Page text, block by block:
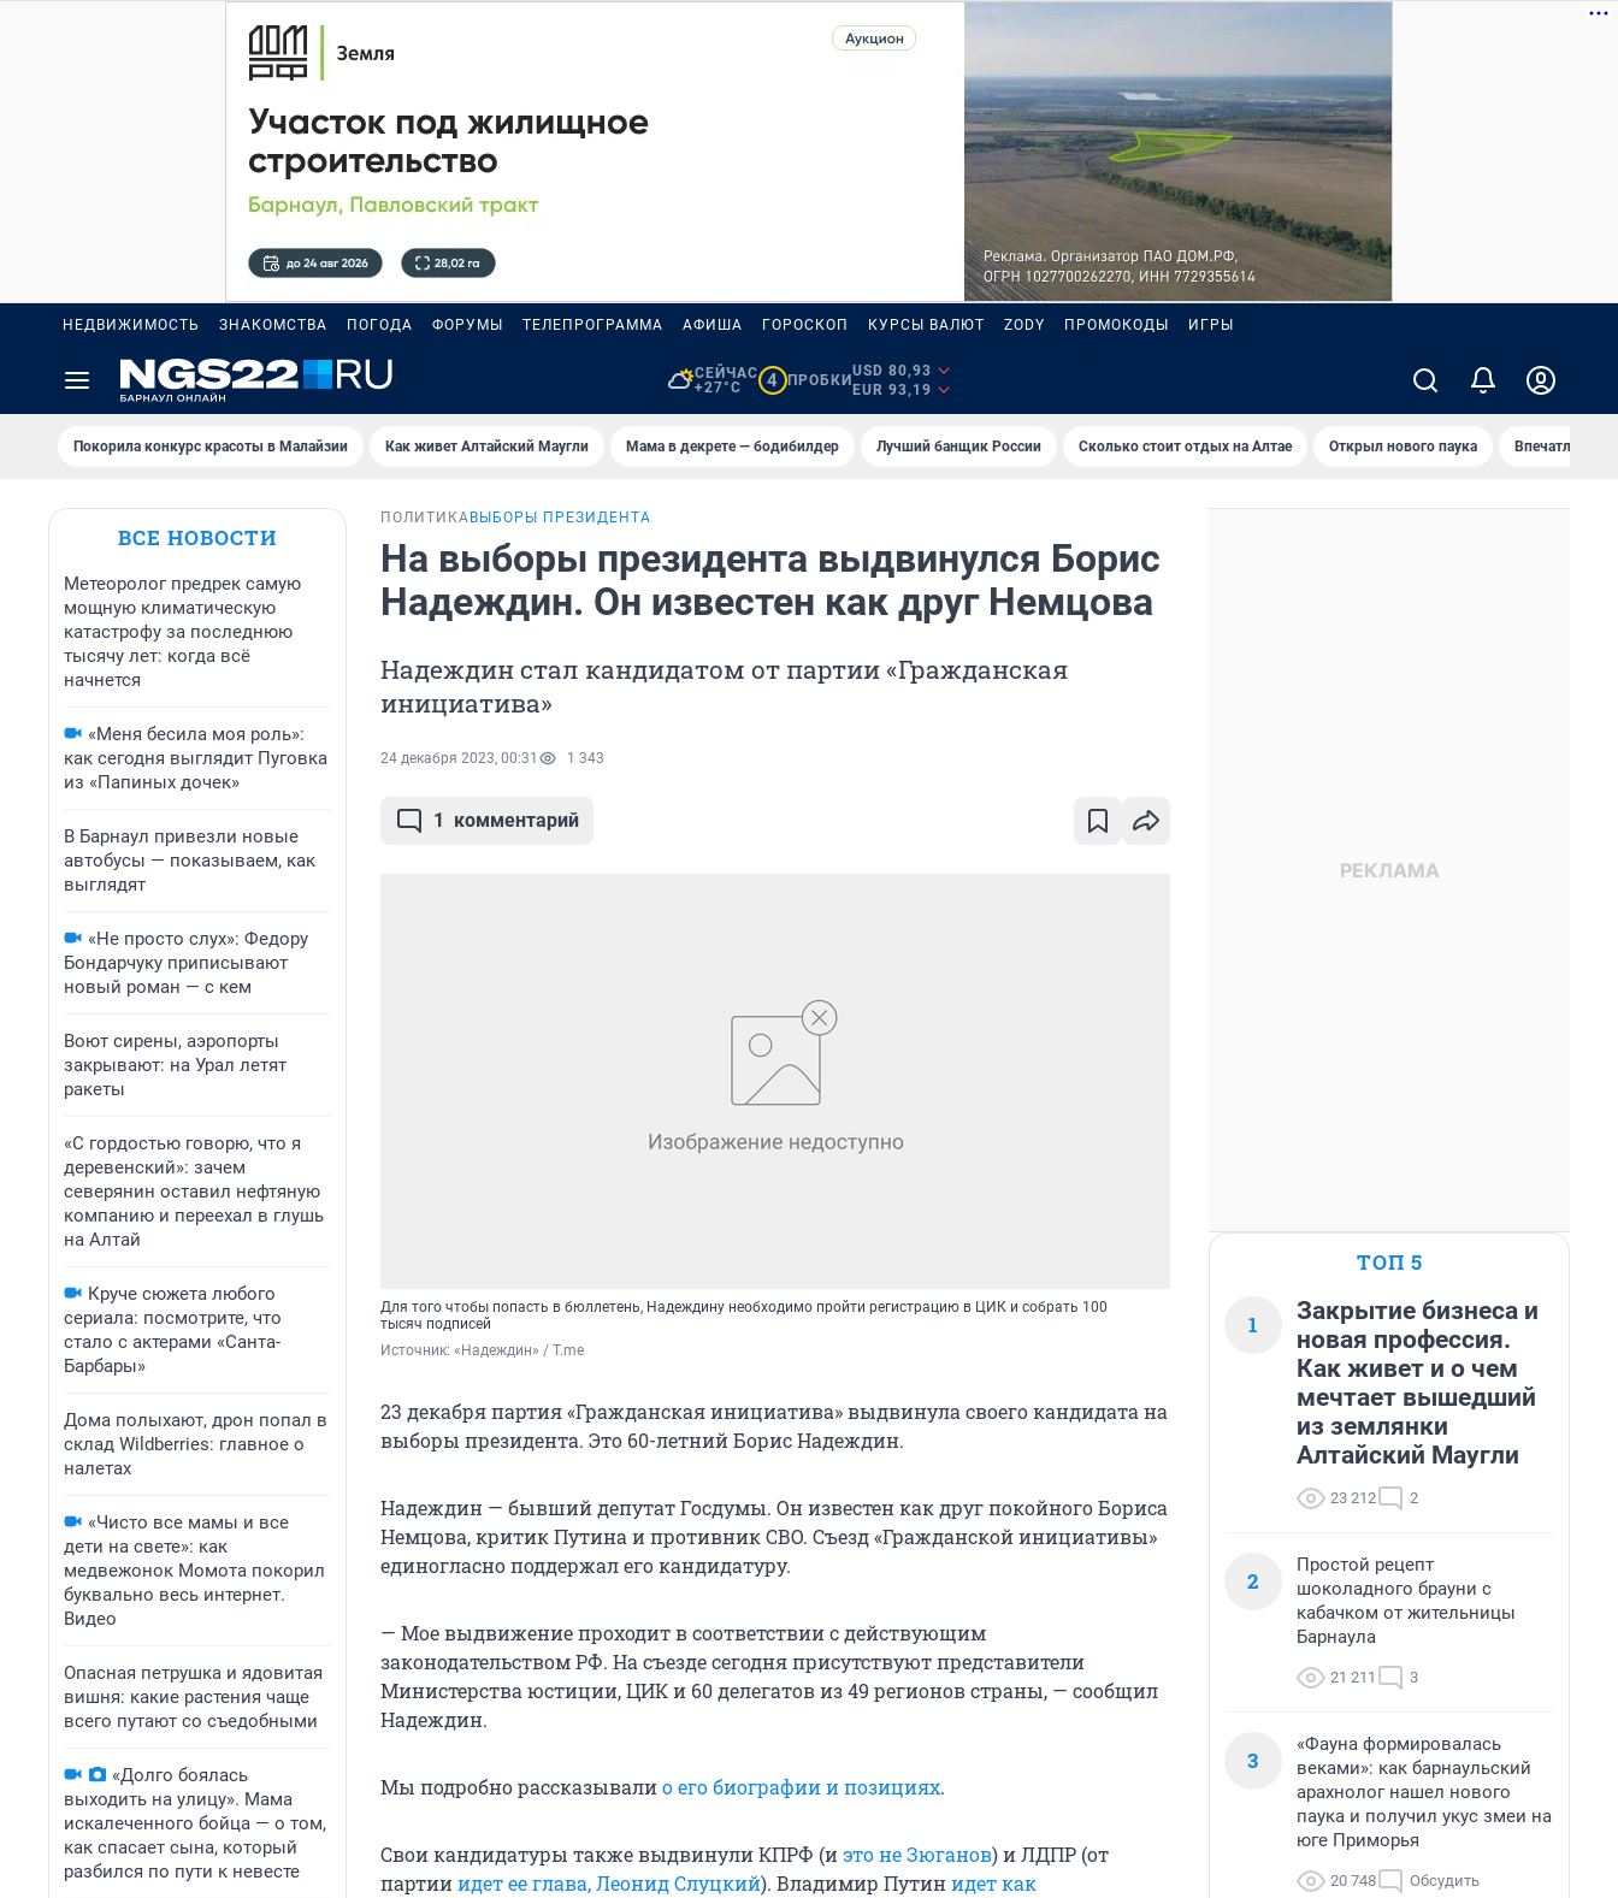
НЕДВИЖИМОСТЬ ЗНАКОМСТВА ПОГОДА ФОРУМЫ ТЕЛЕПРОГРАММА АФИША ГОРОСКОП КУРСЫ ВАЛЮТ ZODY ПРОМОКОДЫ ИГРЫ
СЕЙЧАС
+27°C
4 ПРОБКИ
USD 80,93
EUR 93,19
Покорила конкурс красоты в Малайзии Как живет Алтайский Маугли Мама в декрете — бодибилдер Лучший банщик России Сколько стоит отдых на Алтае Открыл нового паука Впечатления
ВСЕ НОВОСТИ
Метеоролог предрек самую
мощную климатическую
катастрофу за последнюю
тысячу лет: когда всё
начнется
«Меня бесила моя роль»:
как сегодня выглядит Пуговка
из «Папиных дочек»
В Барнаул привезли новые
автобусы — показываем, как
выглядят
«Не просто слух»: Федору
Бондарчуку приписывают
новый роман — с кем
Воют сирены, аэропорты
закрывают: на Урал летят
ракеты
«С гордостью говорю, что я
деревенский»: зачем
северянин оставил нефтяную
компанию и переехал в глушь
на Алтай
Круче сюжета любого
сериала: посмотрите, что
стало с актерами «Санта-
Барбары»
Дома полыхают, дрон попал в
склад Wildberries: главное о
налетах
«Чисто все мамы и все
дети на свете»: как
медвежонок Момота покорил
буквально весь интернет.
Видео
Опасная петрушка и ядовитая
вишня: какие растения чаще
всего путают со съедобными
«Долго боялась
выходить на улицу». Мама
искалеченного бойца — о том,
как спасает сына, который
разбился по пути к невесте
ПОЛИТИКА ВЫБОРЫ ПРЕЗИДЕНТА
На выборы президента выдвинулся Борис
Надеждин. Он известен как друг Немцова
Надеждин стал кандидатом от партии «Гражданская
инициатива»
24 декабря 2023, 00:31 1 343
1 комментарий
Для того чтобы попасть в бюллетень, Надеждину необходимо пройти регистрацию в ЦИК и собрать 100
тысяч подписей
Источник: «Надеждин» / T.me
23 декабря партия «Гражданская инициатива» выдвинула своего кандидата на
выборы президента. Это 60-летний Борис Надеждин.
Надеждин — бывший депутат Госдумы. Он известен как друг покойного Бориса
Немцова, критик Путина и противник СВО. Съезд «Гражданской инициативы»
единогласно поддержал его кандидатуру.
— Мое выдвижение проходит в соответствии с действующим
законодательством РФ. На съезде сегодня присутствуют представители
Министерства юстиции, ЦИК и 60 делегатов из 49 регионов страны, — сообщил
Надеждин.
Мы подробно рассказывалио его биографии и позициях.
Свои кандидатуры также выдвинули КПРФ (иэто не Зюганов) и ЛДПР (от
партииидет ее глава, Леонид Слуцкий). Владимир Путинидет как
ТОП 5
1
Закрытие бизнеса и
новая профессия.
Как живет и о чем
мечтает вышедший
из землянки
Алтайский Маугли
23 212 2
2
Простой рецепт
шоколадного брауни с
кабачком от жительницы
Барнаула
21 211 3
3
«Фауна формировалась
веками»: как барнаульский
арахнолог нашел нового
паука и получил укус змеи на
юге Приморья
20 748 Обсудить